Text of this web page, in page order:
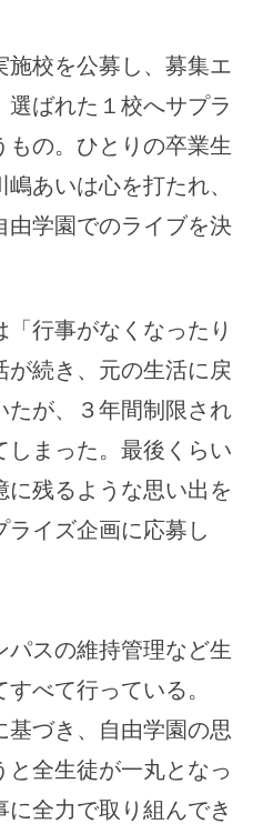
施校を公募し、募集エ
選ばれた１校へサプラ
もの。ひとりの卒業生
あいは心を打たれ、
由学園でのライブを決
行事がなくなったり
続き、元の生活に戻
たが、３年間制限され
しまった。最後くらい
に残るような思い出を
イズ企画に応募し
パスの維持管理など生
べて行っている。
基づき、自由学園の思
全生徒が一丸となっ
全力で取り組んでき